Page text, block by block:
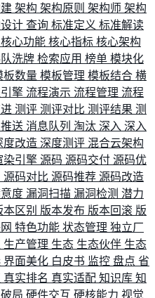
架构 架构原则 架构师 架构
计 查询 标准定义 标准解读
核心功能 核心指标 核心架构
洗牌 检索应用 榜单 模块化
板数量 模板管理 模板结合 横
擎 流程演示 流程管理 流程
测评 测评对比 测评结果 测
送 消息队列 淘汰 深入 深入
度改造 深度测评 混合云架构
染引擎 源码 源码交付 源码优
源码对比 源码推荐 源码改造
度 漏洞扫描 漏洞检测 潜力
本区别 版本发布 版本回滚 版
特色功能 状态管理 独立厂
生产管理 生态 生态伙伴 生态
界面美化 白皮书 监控 盘点 省
真实排名 真实适配 知识库 知
破局 硬件交互 硬核能力 视觉